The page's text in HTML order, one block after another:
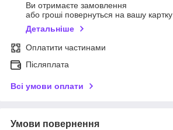
Ви отримаєте замовлення
або гроші повернуться на вашу картку
Детальніше
Оплатити частинами
Післяплата
Всі умови оплати
Умови повернення